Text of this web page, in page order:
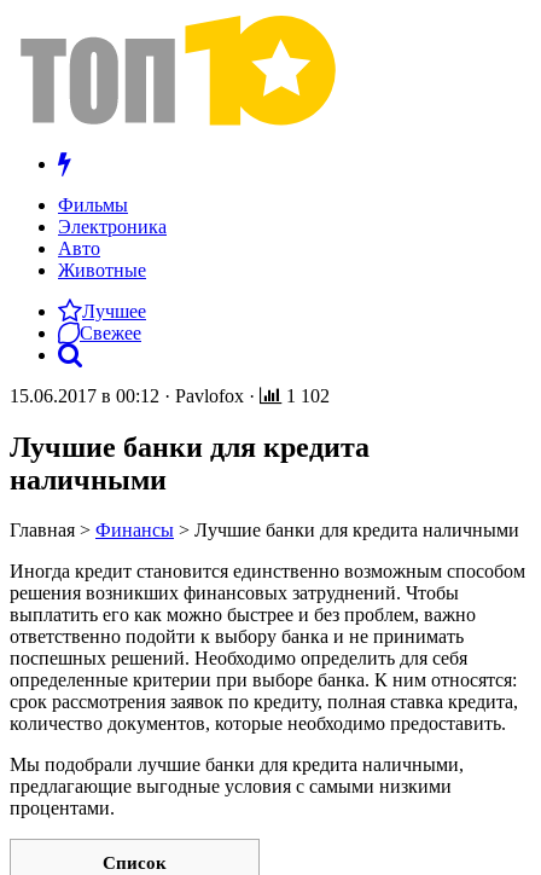
Фильмы
Электроника
Авто
Животные
Лучшее
Свежее
15.06.2017 в 00:12 · Pavlofox · 1 102
Лучшие банки для кредита
наличными
Главная > Финансы > Лучшие банки для кредита наличными
Иногда кредит становится единственно возможным способом
решения возникших финансовых затруднений. Чтобы
выплатить его как можно быстрее и без проблем, важно
ответственно подойти к выбору банка и не принимать
поспешных решений. Необходимо определить для себя
определенные критерии при выборе банка. К ним относятся:
срок рассмотрения заявок по кредиту, полная ставка кредита,
количество документов, которые необходимо предоставить.
Мы подобрали лучшие банки для кредита наличными,
предлагающие выгодные условия с самыми низкими
процентами.
Список